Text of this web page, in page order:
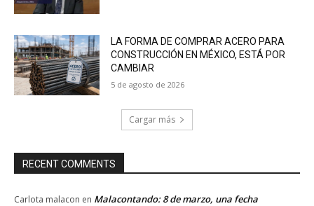
LA FORMA DE COMPRAR ACERO PARA
CONSTRUCCIÓN EN MÉXICO, ESTÁ POR
CAMBIAR
5 de agosto de 2026
Cargar más
RECENT COMMENTS
Carlota malacon en Malacontando: 8 de marzo, una fecha